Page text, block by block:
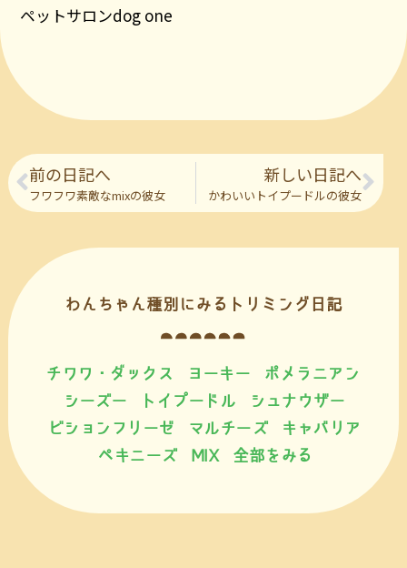
ペットサロンdog one
前の日記へ
フワフワ素敵なmixの彼女
新しい日記へ
かわいいトイプードルの彼女
わんちゃん種別にみるトリミング日記
チワワ・ダックス ヨーキー
ポメラニアン
シーズー
トイプードル
シュナウザー
ビションフリーゼ
マルチーズ
キャバリア
ペキニーズ
MIX 全部をみる